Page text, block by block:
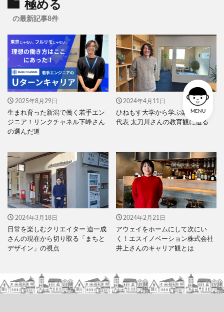
極める
の最新記事8件
2025年8月29日
生まれ育った新潟で働く若手エン
ジニア！リンクチャネル下峰さん
の選んだ道
2024年4月11日
ひねもす大学から学ぶ楽しさを！
代表 太刀川さんの教育観に迫る
2024年3月18日
日常を楽しむクリエイター 迫一成
さんの現在から切り取る「まちと
デザイン」の視点
2024年2月21日
アウェイをホームにして次にい
く！エスイノベーション株式会社
井上さんのキャリア観とは
MENU